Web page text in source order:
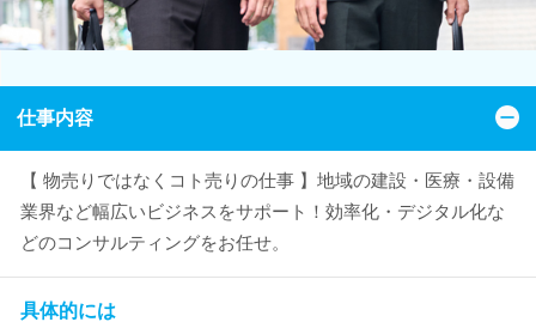
仕事内容
【 物売りではなくコト売りの仕事 】地域の建設・医療・設備
業界など幅広いビジネスをサポート！効率化・デジタル化な
どのコンサルティングをお任せ。
具体的には